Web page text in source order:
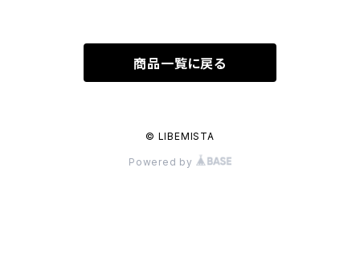
商品一覧に戻る
© LIBEMISTA
Powered by